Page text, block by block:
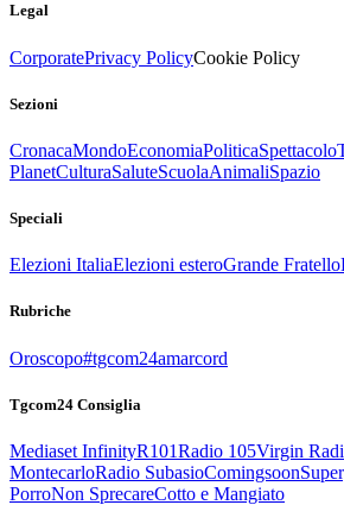
Legal
CorporatePrivacy PolicyCookie Policy
Sezioni
CronacaMondoEconomiaPoliticaSpettacolo
PlanetCulturaSaluteScuolaAnimaliSpazio
Speciali
Elezioni ItaliaElezioni esteroGrande Fratello
Rubriche
Oroscopo#tgcom24amarcord
Tgcom24 Consiglia
Mediaset InfinityR101Radio 105Virgin
MontecarloRadio SubasioComingsoon
PorroNon SprecareCotto e Mangiato